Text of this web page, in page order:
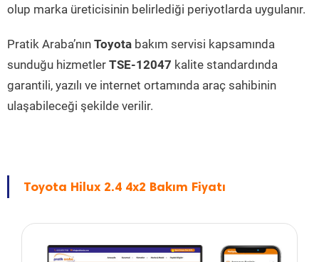
olup marka üreticisinin belirlediği periyotlarda uygulanır.
Pratik Araba’nın Toyota bakım servisi kapsamında
sunduğu hizmetler TSE-12047 kalite standardında
garantili, yazılı ve internet ortamında araç sahibinin
ulaşabileceği şekilde verilir.
Toyota Hilux 2.4 4x2 Bakım Fiyatı